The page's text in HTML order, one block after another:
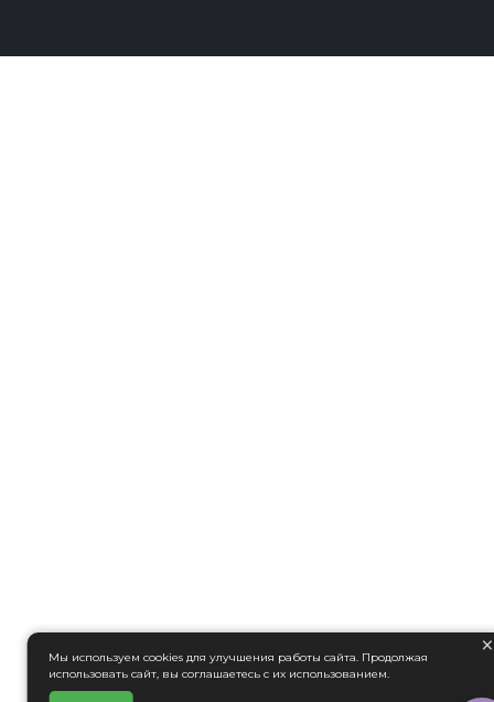
×
Мы используем cookies для улучшения работы сайта. Продолжая
использовать сайт, вы соглашаетесь с их использованием.